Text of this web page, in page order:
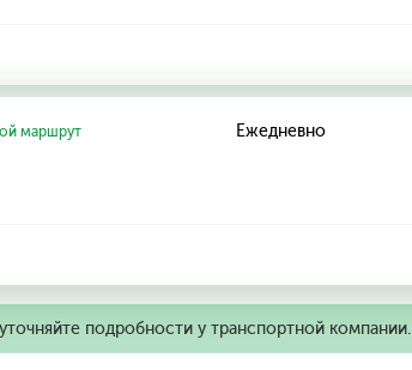
маршрут Ежедневно
подробности у транспортной компании.